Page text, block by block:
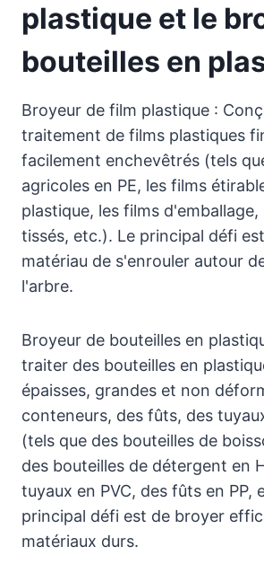
plastique et le
bouteilles en
Broyeur de film plastique :
traitement de films plastiques
facilement enchevêtrés (tels
agricoles en PE, les films
plastique, les films d'emballage,
tissés, etc.). Le principal défi
matériau de s'enrouler autour
l'arbre.
Broyeur de bouteilles en
traiter des bouteilles en
épaisses, grandes et non
conteneurs, des fûts, des
(tels que des bouteilles de
des bouteilles de détergent en
tuyaux en PVC, des fûts en PP,
principal défi est de broyer
matériaux durs.